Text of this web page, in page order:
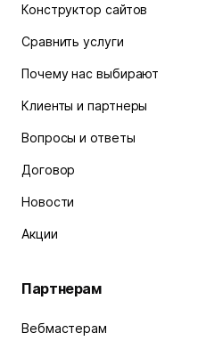
Конструктор сайтов
Сравнить услуги
Почему нас выбирают
Клиенты и партнеры
Вопросы и ответы
Договор
Новости
Акции
Партнерам
Вебмастерам